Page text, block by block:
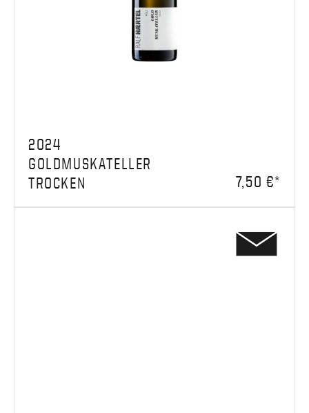
2024
GOLDMUSKATELLER
TROCKEN
7,50 €*